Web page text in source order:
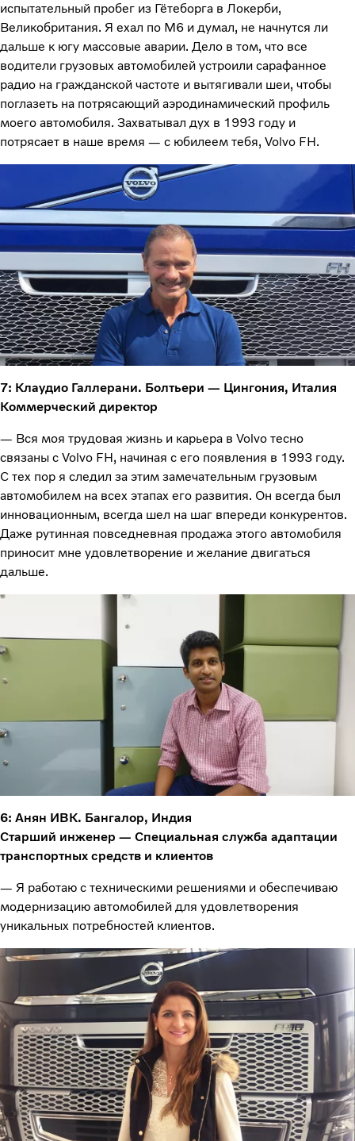
испытательный пробег из Гётеборга в Локерби,
Великобритания. Я ехал по M6 и думал, не начнутся ли
дальше к югу массовые аварии. Дело в том, что все
водители грузовых автомобилей устроили сарафанное
радио на гражданской частоте и вытягивали шеи, чтобы
поглазеть на потрясающий аэродинамический профиль
моего автомобиля. Захватывал дух в 1993 году и
потрясает в наше время — с юбилеем тебя, Volvo FH.
7: Клаудио Галлерани. Болтьери — Цингония, Италия
Коммерческий директор
— Вся моя трудовая жизнь и карьера в Volvo тесно
связаны с Volvo FH, начиная с его появления в 1993 году.
С тех пор я следил за этим замечательным грузовым
автомобилем на всех этапах его развития. Он всегда был
инновационным, всегда шел на шаг впереди конкурентов.
Даже рутинная повседневная продажа этого автомобиля
приносит мне удовлетворение и желание двигаться
дальше.
6: Анян ИВК. Бангалор, Индия
Старший инженер — Специальная служба адаптации
транспортных средств и клиентов
— Я работаю с техническими решениями и обеспечиваю
модернизацию автомобилей для удовлетворения
уникальных потребностей клиентов.